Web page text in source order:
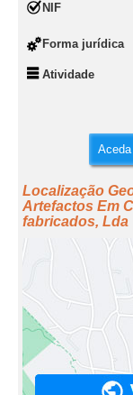
NIF
Forma jurídica
Atividade
Localização
Artefactos Em
fabricados, Lda